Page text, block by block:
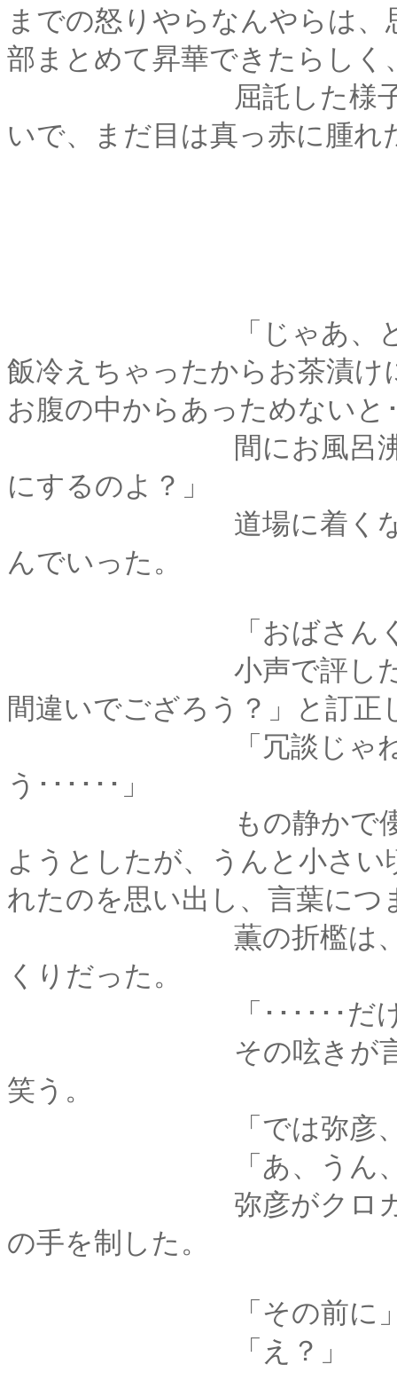
までの怒りやらなんやらは
部まとめて昇華できたらしく
屈託した様子はなか
いで、まだ目は真っ赤に腫れ
「じゃあ、とりあえ
飯冷えちゃったからお茶漬
お腹の中からあっためないと
間にお風呂沸かして
にするのよ？」
道場に着くなり、薫
んでいった。
「おばさんくせぇ
小声で評したら剣心
間違いでござろう？」と訂正
「冗談じゃねーよ、
う･･････」
もの静かで儚げで優
ようとしたが、うんと小さ
れたのを思い出し、言葉につ
薫の折檻は、認めな
くりだった。
「･･････だけどあ
その呟きが言い訳め
笑う。
「では弥彦、拙者
「あ、うん、じゃ
弥彦がクロガネを手
の手を制した。
「その前に
「え？」